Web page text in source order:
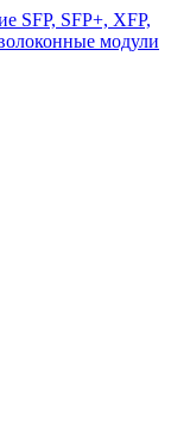
SFP, SFP+, XFP,
модули